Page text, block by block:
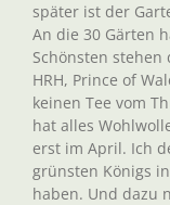
später ist der
An die 30 Gärten
Schönsten
HRH, Prince of
keinen Tee vom
hat alles
erst im April. Ich
grünsten Königs
haben. Und dazu